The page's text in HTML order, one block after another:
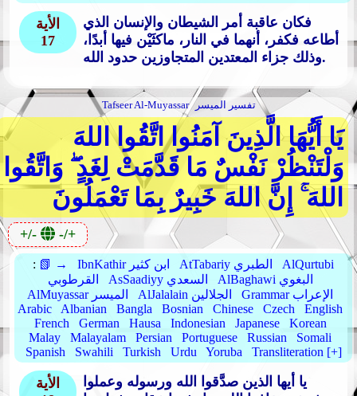
الأية
17
فكان عاقبة أمر الشيطان والإنسان الذي
أطاعه فكفر، أنهما في النار، ماكثَيْن فيها أبدًا،
وذلك جزاء المعتدين المتجاوزين حدود الله.
Tafseer Al-Muyassar تفسير الميسر
يَا أَيُّهَا الَّذِينَ آمَنُوا اتَّقُوا اللهَ
وَلْتَنْظُرْ نَفْسٌ مَا قَدَّمَتْ لِغَدٍ ۖ وَاتَّقُوا
اللهَ ۚ إِنَّ اللهَ خَبِيرٌ بِمَا تَعْمَلُونَ
+/- -/+
: 📗 → IbnKathir ابن كثير AtTabariy الطبري
AlQurtubi
القرطوبي
AsSaadiyy السعدي
AlBaghawi البغوي
AlMuyassar الميسر
AlJalalain الجلالين
Grammar الإعراب
Arabic
Albanian Bangla Bosnian Chinese Czech
English
French
German Hausa Indonesian Japanese
Korean
Malay
Malayalam Persian Portuguese Russian
Somali
Spanish
Swahili Turkish Urdu Yoruba Transliteration [+]
الأية
يا أيها الذين صدَّقوا الله ورسوله وعملوا